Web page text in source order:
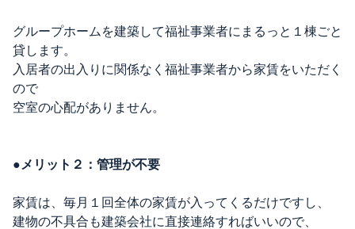
グループホームを建築して福祉事業者にまるっと１棟ごと
貸します。
入居者の出入りに関係なく福祉事業者から家賃をいただく
ので
空室の心配がありません。
●メリット２：管理が不要
家賃は、毎月１回全体の家賃が入ってくるだけですし、
建物の不具合も建築会社に直接連絡すればいいので、